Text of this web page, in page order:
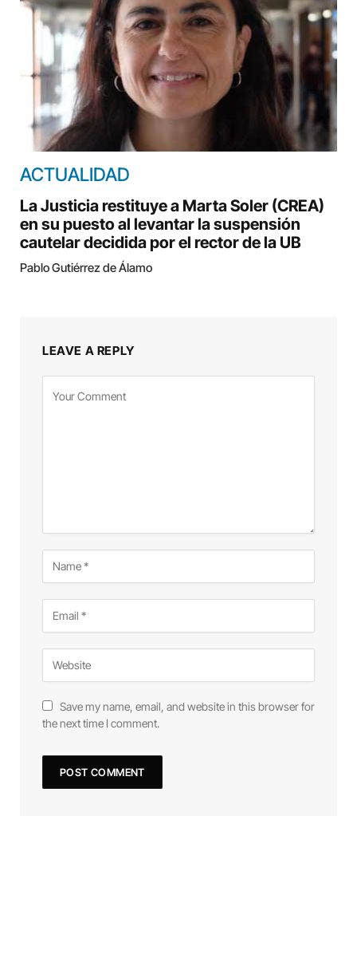
ACTUALIDAD
La Justicia restituye a Marta Soler (CREA)
en su puesto al levantar la suspensión
cautelar decidida por el rector de la UB
Pablo Gutiérrez de Álamo
LEAVE A REPLY
Save my name, email, and website in this browser for
the next time I comment.